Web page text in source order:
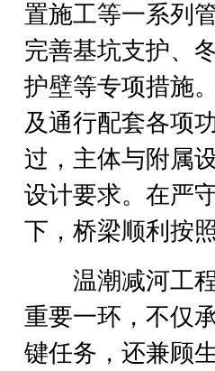
置施工等一系列
完善基坑支护、
护壁等专项措施
及通行配套各项
过，主体与附属
设计要求。在严
下，桥梁顺利按
温潮减河工程
重要一环，不仅
键任务，还兼顾